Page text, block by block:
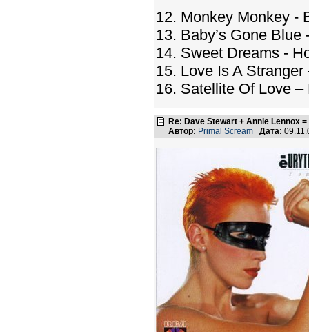
12. Monkey Monkey -
13. Baby’s Gone Blue
14. Sweet Dreams -
15. Love Is A
16. Satellite Of Love
Re: Dave Stewart + Annie Lennox
Автор: Primal Scream Дата: